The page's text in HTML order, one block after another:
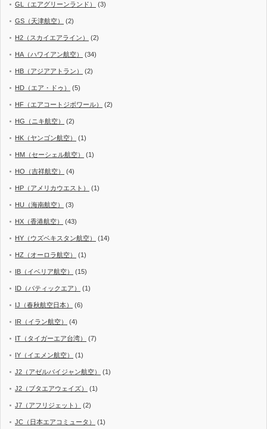
GL（エアグリーンランド） (3)
GS（天津航空） (2)
H2（スカイエアライン） (2)
HA（ハワイアン航空） (34)
HB（アジアアトラン） (2)
HD（エア・ドゥ） (5)
HF（エアコートジボワール） (2)
HG（ニキ航空） (2)
HK（ヤンゴン航空） (1)
HM（セーシェル航空） (1)
HO（吉祥航空） (4)
HP（アメリカウエスト） (1)
HU（海南航空） (3)
HX（香港航空） (43)
HY（ウズベキスタン航空） (14)
HZ（オーロラ航空） (1)
IB（イベリア航空） (15)
ID（バティックエア） (1)
IJ（春秋航空日本） (6)
IR（イラン航空） (4)
IT（タイガーエア台湾） (7)
IY（イエメン航空） (1)
J2（アゼルバイジャン航空） (1)
J2（ブタエアウェイズ） (1)
J7（アフリジェット） (2)
JC（日本エアコミュータ） (1)